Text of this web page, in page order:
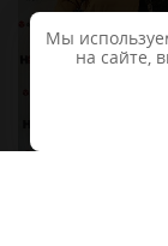
Мы
на сайте,